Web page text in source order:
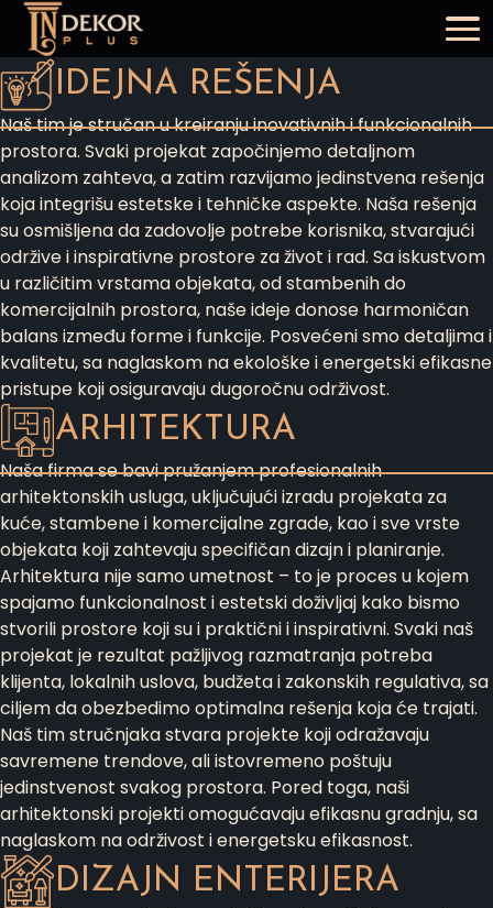
SERVICES
IDEJNA REŠENJA
Naš tim je stručan u kreiranju inovativnih i funkcionalnih
prostora. Svaki projekat započinjemo detaljnom
analizom zahteva, a zatim razvijamo jedinstvena rešenja
koja integrišu estetske i tehničke aspekte. Naša rešenja
su osmišljena da zadovolje potrebe korisnika, stvarajući
održive i inspirativne prostore za život i rad. Sa iskustvom
u različitim vrstama objekata, od stambenih do
komercijalnih prostora, naše ideje donose harmoničan
balans između forme i funkcije. Posvećeni smo detaljima i
kvalitetu, sa naglaskom na ekološke i energetski efikasne
pristupe koji osiguravaju dugoročnu održivost.
ARHITEKTURA
Naša firma se bavi pružanjem profesionalnih
arhitektonskih usluga, uključujući izradu projekata za
kuće, stambene i komercijalne zgrade, kao i sve vrste
objekata koji zahtevaju specifičan dizajn i planiranje.
Arhitektura nije samo umetnost – to je proces u kojem
spajamo funkcionalnost i estetski doživljaj kako bismo
stvorili prostore koji su i praktični i inspirativni. Svaki naš
projekat je rezultat pažljivog razmatranja potreba
klijenta, lokalnih uslova, budžeta i zakonskih regulativa, sa
ciljem da obezbedimo optimalna rešenja koja će trajati.
Naš tim stručnjaka stvara projekte koji odražavaju
savremene trendove, ali istovremeno poštuju
jedinstvenost svakog prostora. Pored toga, naši
arhitektonski projekti omogućavaju efikasnu gradnju, sa
naglaskom na održivost i energetsku efikasnost.
DIZAJN ENTERIJERA